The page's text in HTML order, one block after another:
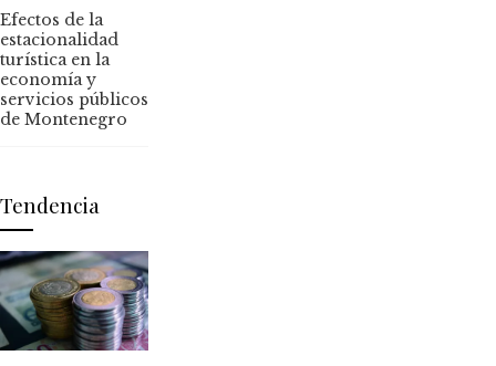
Efectos de la
estacionalidad
turística en la
economía y
servicios públicos
de Montenegro
Tendencia